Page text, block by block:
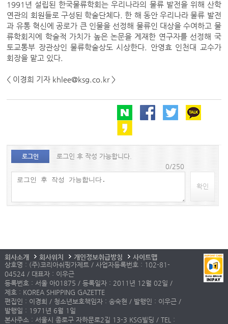
1991년 설립된 한국물류학회는 우리나라의 물류 발전을 위해 산학
연관의 회원들로 구성된 학술단체다. 한 해 동안 우리나라 물류 발전
과 유통 혁신에 공로가 큰 인물을 선정해 물류인 대상을 수여하고 물
류학회지에 학술적 가치가 높은 논문을 게재한 연구자를 선정해 국
토교통부 장관상인 물류학술상도 시상한다. 안영효 인천대 교수가
회장을 맡고 있다.
< 이경희 기자 khlee@ksg.co.kr >
로그인
로그인 후 작성 가능합니다.
0/250
확인
회사소개 회사위치 개인정보취급방침
사이트맵
상호명 : (주)코리아쉬핑가제트 / 사업자등록번호 : 102-81-
04524 / 대표자 : 이우근
등록번호 : 서울 아01875 / 등록일자 : 2011년 12월 02일 /
제호 : KOREA SHIPPING GAZETTE
편집인 : 이경희 / 청소년보호책임자 : 송숙현 / 발행인 : 이우근 /
발행일 : 1971년 6월 1일
본사주소 : 서울시 종로구 자하문로2길 13-3 KSG빌딩 / TEL :